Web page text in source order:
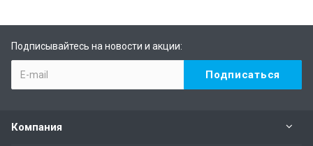
Подписывайтесь на новости и акции:
Компания